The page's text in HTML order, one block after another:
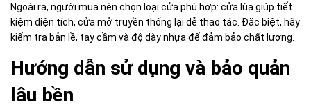
Ngoài ra, người mua nên chọn loại cửa phù hợp: cửa lùa giúp tiết
kiệm diện tích, cửa mở truyền thống lại dễ thao tác. Đặc biệt, hãy
kiểm tra bản lề, tay cầm và độ dày nhựa để đảm bảo chất lượng.
Hướng dẫn sử dụng và bảo quản
lâu bền